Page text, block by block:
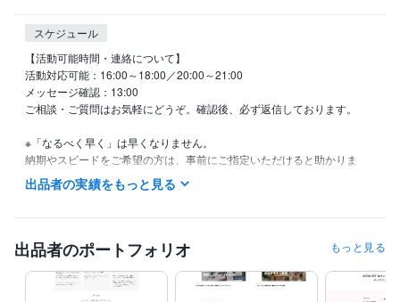
スケジュール
【活動可能時間・連絡について】
活動対応可能：16:00～18:00／20:00～21:00
メッセージ確認：13:00
ご相談・ご質問はお気軽にどうぞ。確認後、必ず返信しております。
※「なるべく早く」は早くなりません。
納期やスピードをご希望の方は、事前にご指定いただけると助かりま
す。
ます。
少し堅く感じる方もいらっしゃるかもしれませんが、信頼性重視の表現
としてご理解ください。
出品者の実績をもっと見る
出品者のポートフォリオ もっと見る